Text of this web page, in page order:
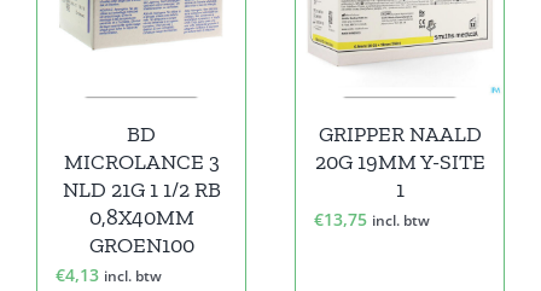
BD
MICROLANCE 3
NLD 21G 1 1/2 RB
0,8X40MM
GROEN100
€4,13 incl. btw
GRIPPER NAALD
20G 19MM Y-SITE
1
€13,75 incl. btw